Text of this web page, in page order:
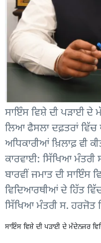
ਸਾਇੰਸ ਵਿਸ਼ੇ ਦੀ ਪੜਾਈ ਦੇ
ਲਿਆ ਫੈਸਲਾ ਦਫ਼ਤਰਾਂ
ਅਧਿਕਾਰੀਆਂ ਖ਼ਿਲਾਫ਼ ਵੀ
ਕਾਰਵਾਈ: ਸਿੱਖਿਆ
ਬਾਰਵੀਂ ਜਮਾਤ ਦੀ ਸਾਇੰਸ
ਵਿਦਿਆਰਥੀਆਂ ਦੇ ਹਿੱਤ
ਸਿੱਖਿਆ ਮੰਤਰੀ ਸ. ਹਰਜੋਤ
ਸਾਇੰਸ ਵਿਸ਼ੇ ਦੀ ਪੜਾਈ ਦੇ ਮੱਦੇਨਜਰ